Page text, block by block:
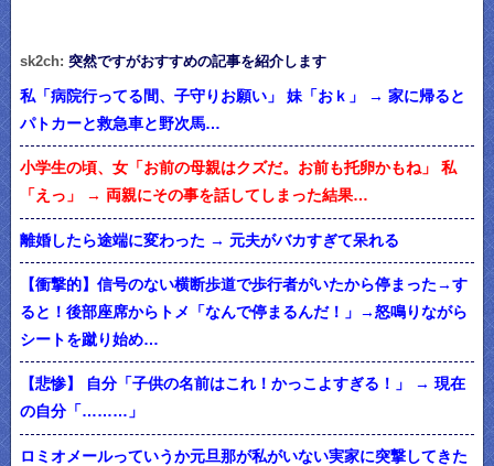
sk2ch: 突然ですがおすすめの記事を紹介します
私「病院行ってる間、子守りお願い」 妹「おｋ」 → 家に帰ると
パトカーと救急車と野次馬…
小学生の頃、女「お前の母親はクズだ。お前も托卵かもね」 私
「えっ」 → 両親にその事を話してしまった結果…
離婚したら途端に変わった → 元夫がバカすぎて呆れる
【衝撃的】信号のない横断歩道で歩行者がいたから停まった→す
ると！後部座席からトメ「なんで停まるんだ！」→怒鳴りながら
シートを蹴り始め…
【悲惨】 自分「子供の名前はこれ！かっこよすぎる！」 → 現在
の自分「………」
ロミオメールっていうか元旦那が私がいない実家に突撃してきた